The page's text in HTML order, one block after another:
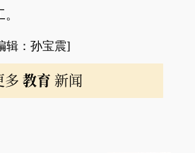
辑：孙宝震]
多 教育 新闻